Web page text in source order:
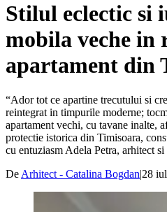
Stilul eclectic si
mobila veche in
apartament din
“Ador tot ce apartine trecutului si
reintegrat in timpurile moderne;
apartament vechi, cu tavane inalte,
protectie istorica din Timisoara,
cu entuziasm Adela Petra, arhitect si
De Arhitect - Catalina Bogdan|28